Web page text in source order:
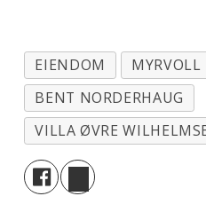
EIENDOM MYRVOLL
BENT NORDERHAUG
VILLA ØVRE